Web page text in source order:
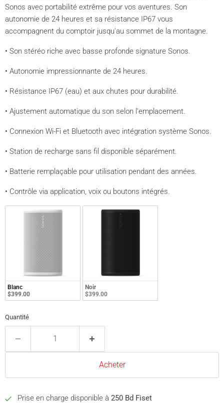
Sonos avec portabilité extrême pour vos aventures. Son
autonomie de 24 heures et sa résistance IP67 vous
accompagnent du comptoir jusqu'au sommet de la montagne.
• Son stéréo riche avec basse profonde signature Sonos.
• Autonomie impressionnante de 24 heures.
• Résistance IP67 (eau) et aux chutes pour durabilité.
• Ajustement automatique du son selon l'emplacement.
• Connexion Wi-Fi et Bluetooth avec intégration système Sonos.
• Station de recharge sans fil disponible séparément.
• Batterie remplaçable pour utilisation pendant des années.
• Contrôle via application, voix ou boutons intégrés.
Blanc
$399.00
Noir
$399.00
Quantité
Acheter
Prise en charge disponible à 250 Bd Fiset